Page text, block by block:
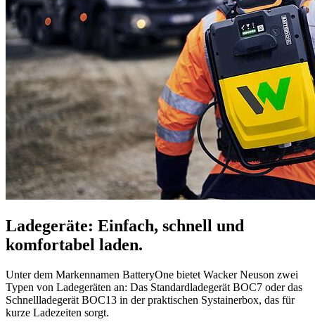
Ladegeräte: Einfach, schnell und
komfortabel laden.
Unter dem Markennamen BatteryOne bietet Wacker Neuson zwei
Typen von Ladegeräten an: Das Standardladegerät BOC7 oder das
Schnellladegerät BOC13 in der praktischen Systainerbox, das für
kurze Ladezeiten sorgt.